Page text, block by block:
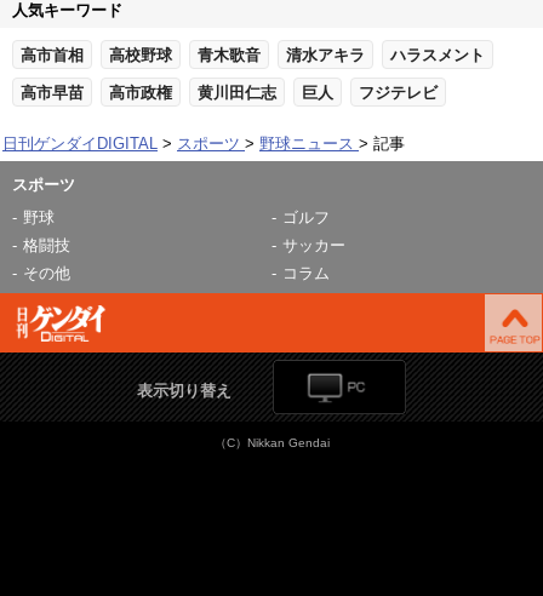
人気キーワード
高市首相 高校野球 青木歌音 清水アキラ ハラスメント
高市早苗 高市政権 黄川田仁志 巨人 フジテレビ
日刊ゲンダイDIGITAL スポーツ 野球ニュース 記事
スポーツ
野球
ゴルフ
格闘技
サッカー
その他
コラム
表示切り替え
（C）Nikkan Gendai